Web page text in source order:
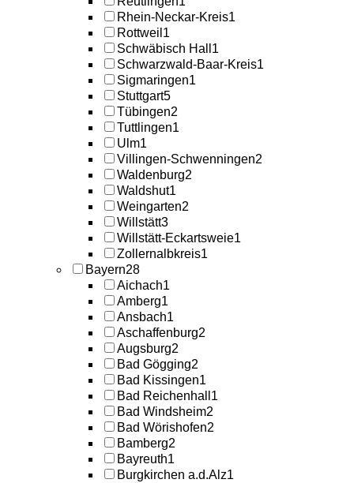
Rhein-Neckar-Kreis1
Rottweil 1
Schwäbisch Hall 1
Schwarzwald-Baar-Kreis1
Sigmaringen1
Stuttgart5
Tübingen2
Tuttlingen1
Ulm1
Villingen-Schwenningen2
Waldenburg2
Waldshut1
Weingarten2
Willstätt3
Willstätt-Eckartsweie1
Zollernalbkreis1
Bayern28
Aichach1
Amberg1
Ansbach1
Aschaffenburg2
Augsburg2
Bad Gögging2
Bad Kissingen1
Bad Reichenhall 1
Bad Windsheim2
Bad Wörishofen2
Bamberg2
Bayreuth1
Burgkirchen a.d.Alz1